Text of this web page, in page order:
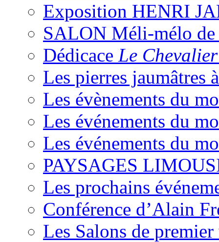
Exposition HENRI
SALON Méli-mélo de
Dédicace Le
Les pierres jaumâtres
Les évènements du
Les événements du
Les événements du
PAYSAGES
Les prochains
Conférence d’Alain
Les Salons de